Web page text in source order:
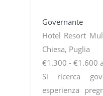
Governante
Hotel Resort
Chiesa, Puglia
€1.300 - €1.600
Si ricerca
esperienza